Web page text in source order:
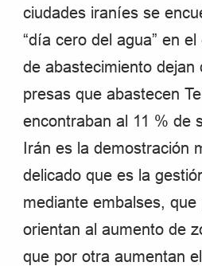
ciudades iraníes se
“día cero del agua” en
de abastecimiento dejan
presas que abastecen
encontraban al 11 % de
Irán es la demostración
delicado que es la
mediante embalses,
orientan al aumento de
que por otra aumentan